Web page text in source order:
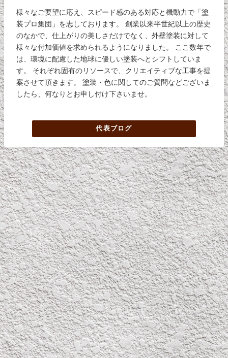
様々なご要望に応え、スピード感のある対応と機動力で「塗
装プロ集団」を志しております。 創業以来半世紀以上の歴史
のなかで、仕上がりの美しさだけでなく、外壁塗装に対して
様々な付加価値を求められるようになりました。 ここ数年で
は、環境に配慮した地球に優しい塗装へとシフトしていま
す。 それぞれ固有のリソースで、クリエイティブな工事を提
案させて頂きます。 塗装・色に関してのご質問などございま
したら、何なりとお申し付け下さいませ。
代表ブログ